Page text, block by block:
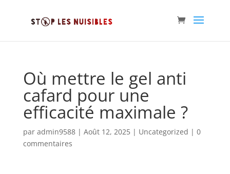
Où mettre le gel anti
cafard pour une
efficacité maximale ?
par admin9588| Août 12, 2025| Uncategorized | 0
commentaires